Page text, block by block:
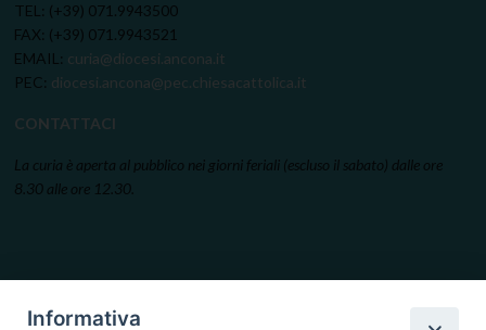
TEL: (+39) 071.9943500
FAX: (+39) 071.9943521
EMAIL: curia@diocesi.ancona.it
PEC: diocesi.ancona@pec.chiesacattolica.it
CONTATTACI
La curia è aperta al pubblico nei giorni feriali (escluso il sabato) dalle ore
8.30 alle ore 12.30.
Informativa